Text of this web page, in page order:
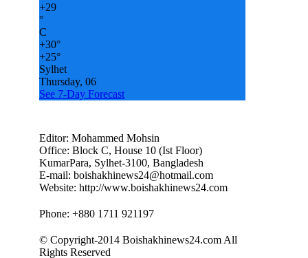
+29
°
C
+30°
+25°
Sylhet
Thursday, 06
See 7-Day Forecast
Editor: Mohammed Mohsin
Office: Block C, House 10 (Ist Floor)
KumarPara, Sylhet-3100, Bangladesh
E-mail: boishakhinews24@hotmail.com
Website: http://www.boishakhinews24.com
Phone: +880 1711 921197
© Copyright-2014 Boishakhinews24.com All
Rights Reserved